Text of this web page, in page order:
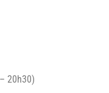
20h30)